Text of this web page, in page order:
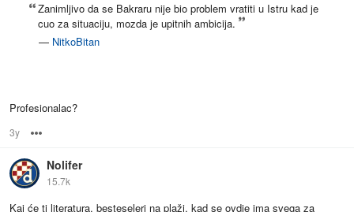
Zanimljivo da se Bakraru nije bio problem vratiti u Istru kad je
cuo za situaciju, mozda je upitnih ambicija.
— NitkoBitan
Profesionalac?
3y
Nolifer
15.7k
Kaj će ti literatura, besteseleri na plaži, kad se ovdje ima svega za